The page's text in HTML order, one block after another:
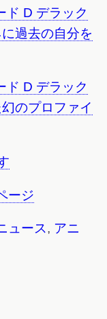
ド D デラック
過去の自分を
ド D デラック
のプロファイ
ージ
ュース, アニ